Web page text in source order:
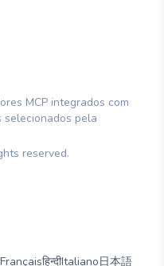
MCP integrados com
pela
reserved.
Françaisहिन्दीItaliano日本語